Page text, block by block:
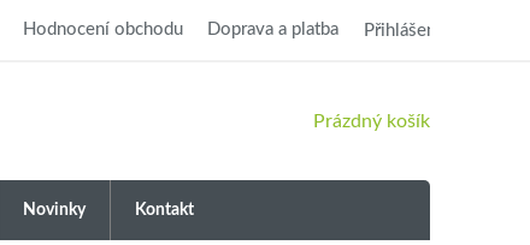
Hodnocení obchodu Doprava a platba Přihlášení
NÁKUPNÍ
Prázdný košík
Novinky Kontakt